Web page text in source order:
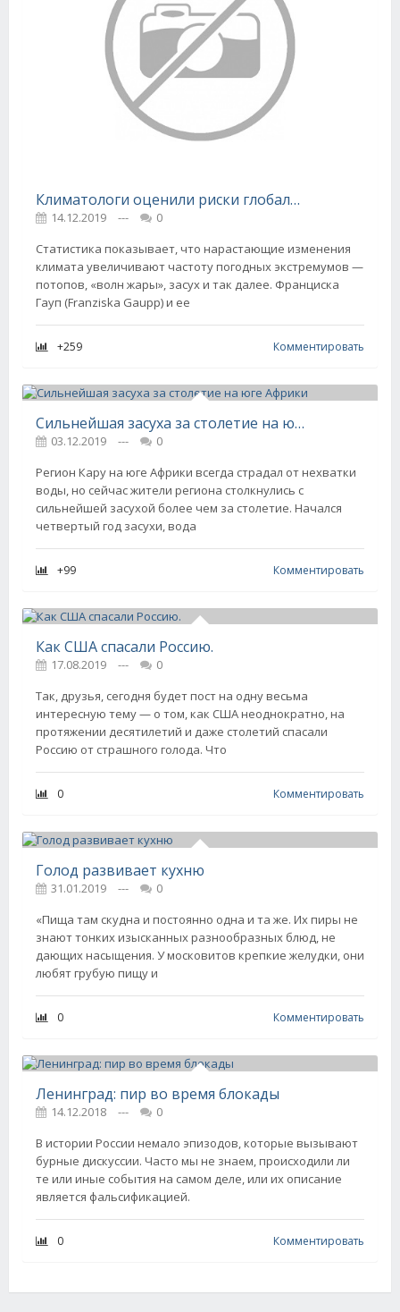
Климатологи оценили риски глобальных неурожаев
14.12.2019 ---
0
Статистика показывает, что нарастающие изменения
климата увеличивают частоту погодных экстремумов —
потопов, «волн жары», засух и так далее. Франциска
Гауп (Franziska Gaupp) и ее
+259 Комментировать
Сильнейшая засуха за столетие на юге Африки
03.12.2019 ---
0
Регион Кару на юге Африки всегда страдал от нехватки
воды, но сейчас жители региона столкнулись с
сильнейшей засухой более чем за столетие. Начался
четвертый год засухи, вода
+99 Комментировать
Как США спасали Россию.
17.08.2019 ---
0
Так, друзья, сегодня будет пост на одну весьма
интересную тему — о том, как США неоднократно, на
протяжении десятилетий и даже столетий спасали
Россию от страшного голода. Что
0 Комментировать
Голод развивает кухню
31.01.2019 ---
0
«Пища там скудна и постоянно одна и та же. Их пиры не
знают тонких изысканных разнообразных блюд, не
дающих насыщения. У московитов крепкие желудки, они
любят грубую пищу и
0 Комментировать
Ленинград: пир во время блокады
14.12.2018 ---
0
В истории России немало эпизодов, которые вызывают
бурные дискуссии. Часто мы не знаем, происходили ли
те или иные события на самом деле, или их описание
является фальсификацией.
0 Комментировать